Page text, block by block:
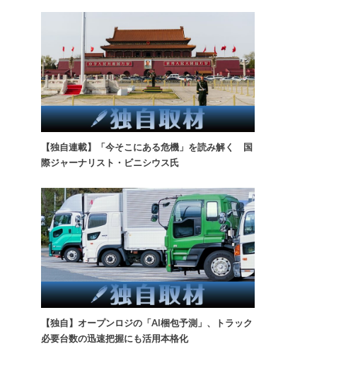
【独自連載】「今そこにある危機」を読み解く 国
際ジャーナリスト・ビニシウス氏
【独自】オープンロジの「AI梱包予測」、トラック
必要台数の迅速把握にも活用本格化